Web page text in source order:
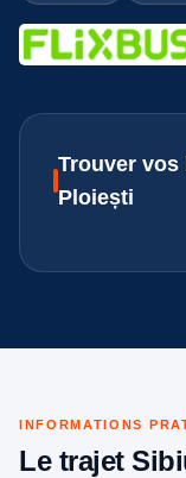
Trouver vos
Ploiești
INFORMATIONS
Le trajet